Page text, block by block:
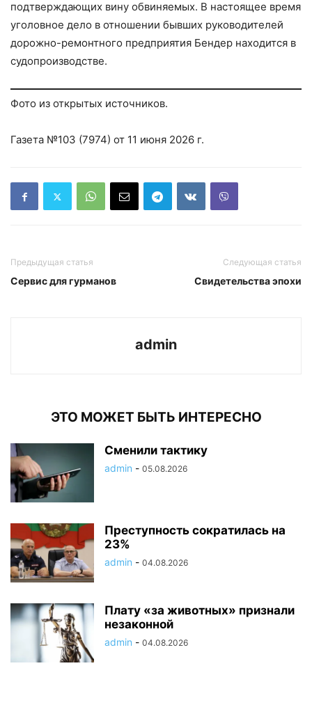
подтверждающих вину обвиняемых. В настоящее время
уголовное дело в отношении бывших руководителей
дорожно-ремонтного предприятия Бендер находится в
судопроизводстве.
Фото из открытых источников.
Газета №103 (7974) от 11 июня 2026 г.
Предыдущая статья
Сервис для гурманов
Следующая статья
Свидетельства эпохи
admin
ЭТО МОЖЕТ БЫТЬ ИНТЕРЕСНО
Сменили тактику
admin - 05.08.2026
Преступность сократилась на
23%
admin - 04.08.2026
Плату «за животных» признали
незаконной
admin - 04.08.2026